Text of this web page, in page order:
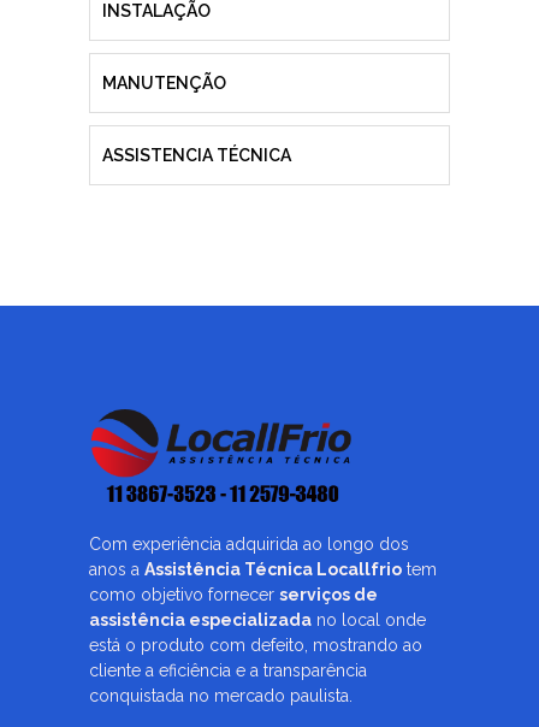
INSTALAÇÃO
MANUTENÇÃO
ASSISTENCIA TÉCNICA
Com experiência adquirida ao longo dos
anos a Assistência Técnica Locallfrio tem
como objetivo fornecer serviços de
assistência especializada no local onde
está o produto com defeito, mostrando ao
cliente a eficiência e a transparência
conquistada no mercado paulista.